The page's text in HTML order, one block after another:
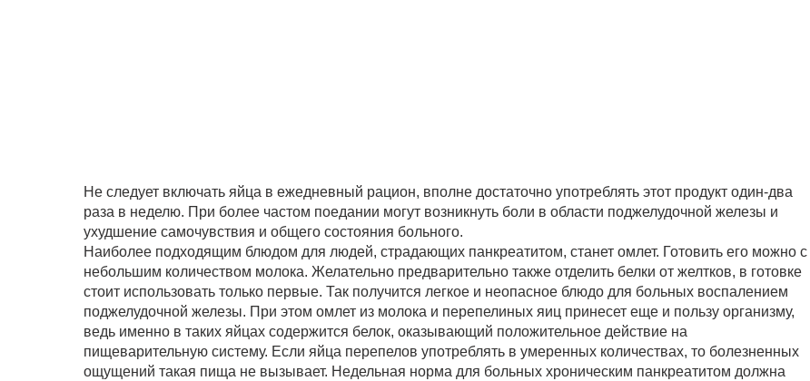
Не следует включать яйца в ежедневный рацион, вполне достаточно употреблять этот продукт один-два
раза в неделю. При более частом поедании могут возникнуть боли в области поджелудочной железы и
ухудшение самочувствия и общего состояния больного.
Наиболее подходящим блюдом для людей, страдающих панкреатитом, станет омлет. Готовить его можно с
небольшим количеством молока. Желательно предварительно также отделить белки от желтков, в готовке
стоит использовать только первые. Так получится легкое и неопасное блюдо для больных воспалением
поджелудочной железы. При этом омлет из молока и перепелиных яиц принесет еще и пользу организму,
ведь именно в таких яйцах содержится белок, оказывающий положительное действие на
пищеварительную систему. Если яйца перепелов употреблять в умеренных количествах, то болезненных
ощущений такая пища не вызывает. Недельная норма для больных хроническим панкреатитом должна